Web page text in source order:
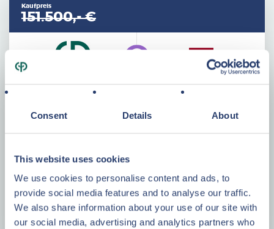
Consent Details About
This website uses cookies
We use cookies to personalise content and ads, to
provide social media features and to analyse our traffic.
We also share information about your use of our site with
our social media, advertising and analytics partners who
Kaufpreis
151.500,- €
Merkmale
Baujahr
1980
Grundstück
435 m²
Zimmer
4
Energieklasse
D